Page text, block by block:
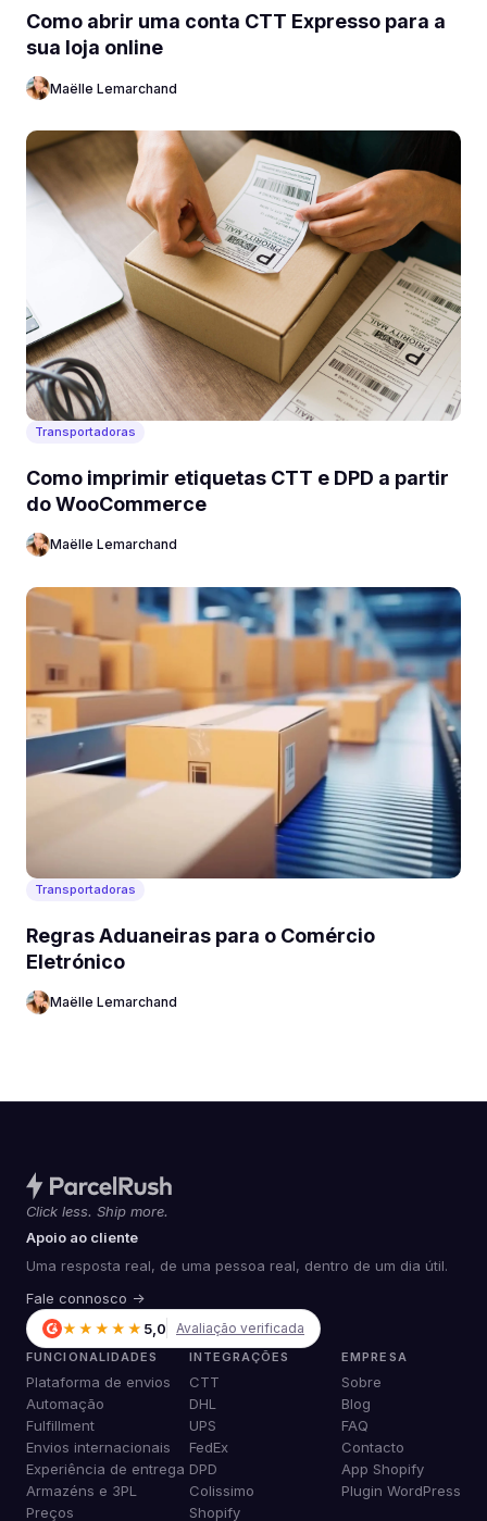
Como abrir uma conta CTT Expresso para a
sua loja online
Maëlle Lemarchand
Transportadoras
Como imprimir etiquetas CTT e DPD a partir
do WooCommerce
Maëlle Lemarchand
Transportadoras
Regras Aduaneiras para o Comércio
Eletrónico
Maëlle Lemarchand
Click less. Ship more.
Apoio ao cliente
Uma resposta real, de uma pessoa real, dentro de um dia útil.
Fale connosco →
★★★★★ 5,0 Avaliação verificada
FUNCIONALIDADES
Plataforma de envios
Automação
Fulfillment
Envios internacionais
Experiência de entrega
Armazéns e 3PL
Preços
INTEGRAÇÕES
CTT
DHL
UPS
FedEx
DPD
Colissimo
Shopify
EMPRESA
Sobre
Blog
FAQ
Contacto
App Shopify
Plugin WordPress